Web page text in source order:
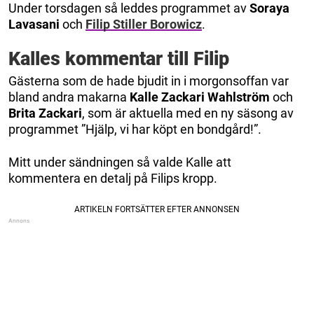
Under torsdagen så leddes programmet avSoraya
Lavasani och Filip Stiller Borowicz.
Kalles kommentar till Filip
Gästerna som de hade bjudit in i morgonsoffan var
bland andra makarna Kalle Zackari Wahlström och
Brita Zackari, som är aktuella med en ny säsong av
programmet ”Hjälp, vi har köpt en bondgård!”.
Mitt under sändningen så valde Kalle att
kommentera en detalj på Filips kropp.